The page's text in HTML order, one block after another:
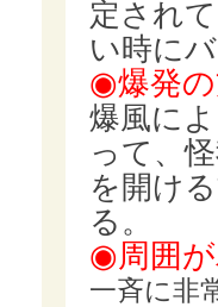
定され
い時に
◉爆発
爆風に
って、
を開け
る。
◉周囲
一斉に非